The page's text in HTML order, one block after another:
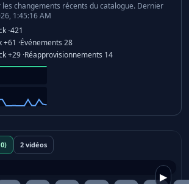
les changements récents du catalogue. Dernier
1:45:16 AM
-421
+61 ·Événements 28
+29 ·Réapprovisionnements 14
2 vidéos
▶